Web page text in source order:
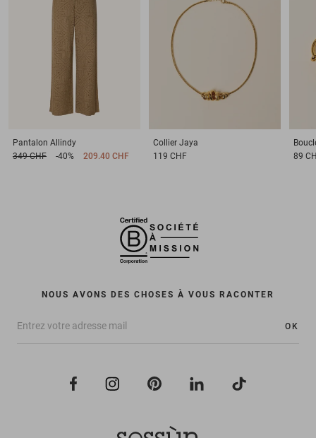
Pantalon Allindy
349 CHF
-40% 209.40 CHF
Collier Jaya
119 CHF
89
NOUS AVONS DES CHOSES À VOUS RACONTER
OK